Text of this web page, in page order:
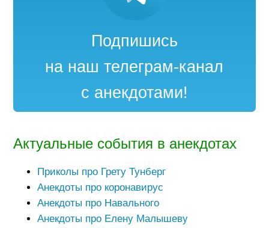
Подпишись
на наш телеграм-канал
с анекдотами!
Актуальные события в анекдотах
Приколы про Грету Тунберг
Анекдоты про коронавирус
Анекдоты про Навального
Анекдоты про Елену Малышеву